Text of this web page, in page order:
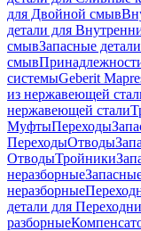
для Двойной смыв
детали для
смывЗапасные
смыв
системыGeberit
из нержавеющей
нержавеющей стали
МуфтыПереходы
ПереходыОтводы
ОтводыТройники
неразборные
неразборные
детали для
разборные